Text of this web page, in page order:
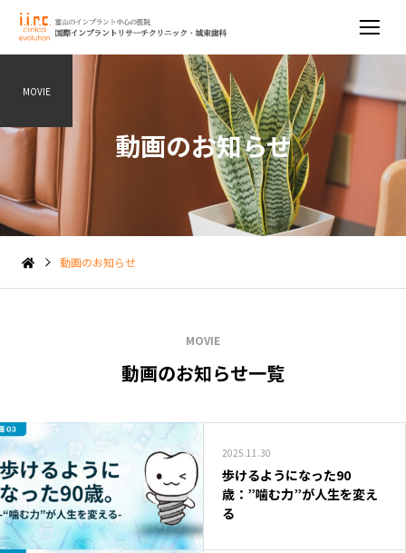
動画のお知らせ
MOVIE
動画のお知らせ
MOVIE
動画のお知らせ一覧
2025.11.30
歩けるようになった90
歳：”噛む力”が人生を変え
る